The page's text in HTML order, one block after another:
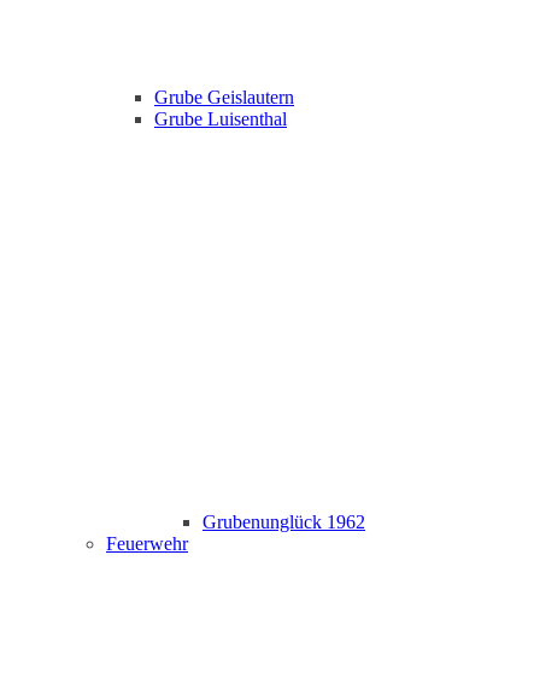
Grube Geislautern
Grube Luisenthal
Grubenunglück 1962
Feuerwehr